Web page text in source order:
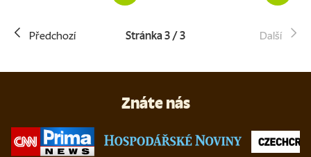
Předchozí Stránka 3 / 3 Další
Znáte nás